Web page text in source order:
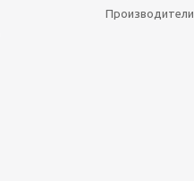
Производители